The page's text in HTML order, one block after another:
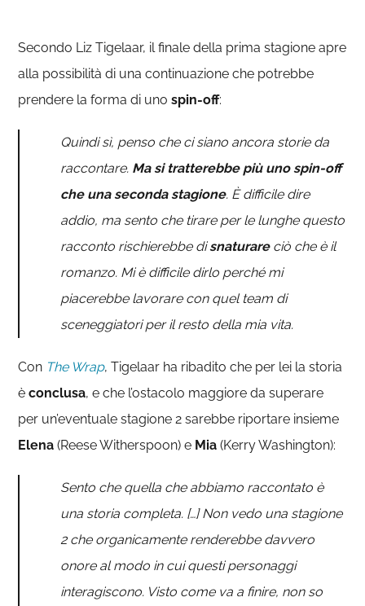
Secondo Liz Tigelaar, il finale della prima stagione apre
alla possibilità di una continuazione che potrebbe
prendere la forma di unospin-off:
Quindi sì, penso che ci siano ancora storie da
raccontare. Ma si tratterebbe più uno spin-off
che una seconda stagione. È difficile dire
addio, ma sento che tirare per le lunghe questo
racconto rischierebbe disnaturareciò che è il
romanzo. Mi è difficile dirlo perché mi
piacerebbe lavorare con quel team di
sceneggiatori per il resto della mia vita.
Con The Wrap, Tigelaar ha ribadito che per lei la storia
èconclusa, e che l’ostacolo maggiore da superare
per un’eventuale stagione 2 sarebbe riportare insieme
Elena (Reese Witherspoon) e Mia (Kerry Washington):
Sento che quella che abbiamo raccontato è
una storia completa. […] Non vedo una stagione
2 che organicamente renderebbe davvero
onore al modo in cui questi personaggi
interagiscono. Visto come va a finire, non so